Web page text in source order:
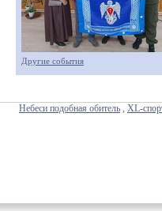
Другие события
Небеси подобная обитель , XL-